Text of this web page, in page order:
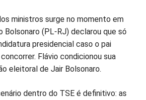
ministros surge no momento em
Bolsonaro (PL-RJ) declarou que só
presidencial caso o pai
Flávio condicionou sua
eleitoral de Jair Bolsonaro.
dentro do TSE é definitivo: as